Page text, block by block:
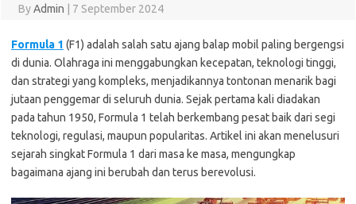
ByAdmin 7 September 2024
Formula 1 (F1) adalah salah satu ajang balap mobil paling bergengsi
di dunia. Olahraga ini menggabungkan kecepatan, teknologi tinggi,
dan strategi yang kompleks, menjadikannya tontonan menarik bagi
jutaan penggemar di seluruh dunia. Sejak pertama kali diadakan
pada tahun 1950, Formula 1 telah berkembang pesat baik dari segi
teknologi, regulasi, maupun popularitas. Artikel ini akan menelusuri
sejarah singkat Formula 1 dari masa ke masa, mengungkap
bagaimana ajang ini berubah dan terus berevolusi.